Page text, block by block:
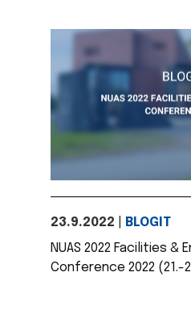
23.9.2022
BLOGIT
NUAS 2022 Facilities &
Conference 2022 (21.-